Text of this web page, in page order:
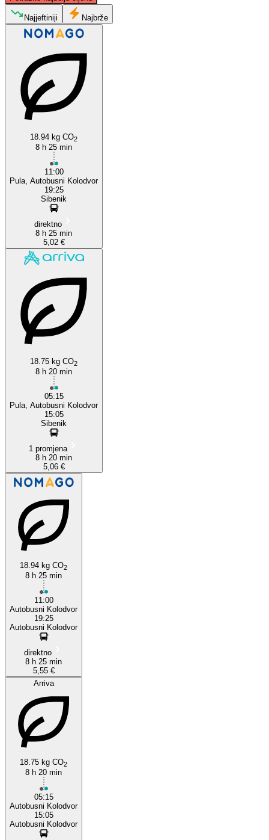
Pula, Istria
Najjeftiniji Najbrže
18.94 kg CO2
8 h 25 min
11:00
Pula, Autobusni Kolodvor
19:25
Sibenik
direktno
8 h 25 min
5,02 €
18.75 kg CO2
8 h 20 min
05:15
Pula, Autobusni Kolodvor
15:05
Sibenik
1 promjena
8 h 20 min
5,06 €
18.94 kg CO2
8 h 25 min
11:00
Autobusni Kolodvor
19:25
Autobusni Kolodvor
direktno
8 h 25 min
5,55 €
Arriva
18.75 kg CO2
8 h 20 min
05:15
Autobusni Kolodvor
15:05
Autobusni Kolodvor